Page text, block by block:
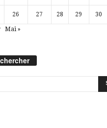
26 27 28 29 30
Mai »